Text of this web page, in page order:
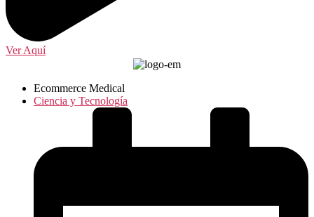
Ver Aquí
Ecommerce Medical
Ciencia y Tecnología